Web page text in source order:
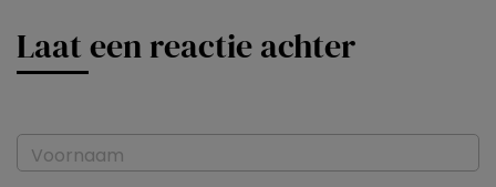
Laat een reactie achter
Voornaam